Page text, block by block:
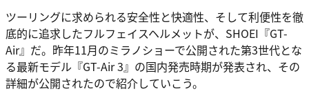
ツーリングに求められる安全性と快適性、そして利便性を徹
底的に追求したフルフェイスヘルメットが、SHOEI『GT-
Air』だ。昨年11月のミラノショーで公開された第3世代とな
る最新モデル『GT-Air 3』の国内発売時期が発表され、その
詳細が公開されたので紹介していこう。